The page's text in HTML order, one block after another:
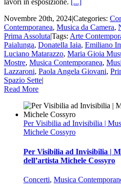
lavori in esposizione. [...]
Novembre 20th, 2024|Categories:
Contemporanea, Musica da Camera,
Prima Assoluta|Tags: Arte
Paialunga, Donatella Iaia, Emiliano
Luciano Matarazzo, Maria Gioia
Mostre, Musica Contemporanea,
Lazzaroni, Paola Angela Giovani,
Spazio Sette|
Read More
Per Visibilia ad Invisibilia |
Michele Cossyro
Per Visibilia ad Invisibilia |
dell’artista Michele Cossyro
Concerti, Musica